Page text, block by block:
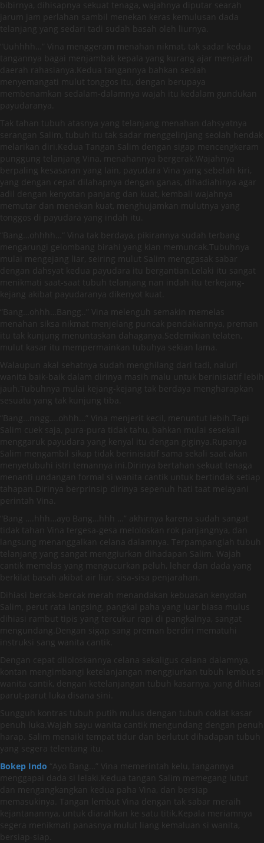
bibirnya, dihisapnya sekuat tenaga, wajahnya diputar searah
jarum jam perlahan sambil menekan keras kemulusan dada
telanjang yang sedari tadi sudah basah oleh liurnya.
“Uuhhhh…” Vina menggeram menahan nikmat, tak sadar kedua
tangannya bagai menjambak kepala yang kurang ajar menjarah
daerah rahasianya.Kedua tangannya bahkan seolah
menyemangati mulut tonggos itu, dengan berupaya
membenamkan sedalam-dalamnya wajah itu kedalam gundukan
payudaranya.
Tak tahan tubuh atasnya yang telanjang menahan dahsyatnya
serangan Salim, tubuh itu tak sadar menggelinjang seolah hendak
melarikan diri.Kedua Tangan Salim dengan sigap mencengkeram
punggung telanjang Vina, menahannya bergerak.Wajahnya
berpaling kesasaran yang lain, payudara Vina yang sebelah kiri,
yang dengan cepat dilahapnya dengan ganas, dihadiahinya agar
adil dengan kenyotan panjang dan kuat, kembali wajahnya
memutar dan menekan kuat, menghujamkan mulutnya yang
tonggos di payudara yang indah itu.
“Bang…ohhhh…“ Vina tak berdaya, pikirannya sudah terbang
mengarungi gelombang birahi yang kian memuncak.Tubuhnya
mulai mengejang liar, seiring mulut Salim menggasak sabar
dengan dahsyat kedua payudara itu bergantian.Lelaki itu sangat
menikmati saat-saat tubuh telanjang nan indah itu terkejang-
kejang akibat payudaranya dikenyot kuat.
“Bang…ohhh…Bangg..” Vina melenguh semakin memelas
menahan siksa nikmat menjelang puncak pendakiannya, preman
itu tak kunjung menuntaskan dahaganya.Sedemikian telaten,
mulut kasar itu mempermainkan tubuhya sekian lama.
Walaupun akal sehatnya sudah menghilang dari tadi, naluri
wanita baik-baik dalam dirinya masih malu untuk berinisiatif lebih
jauh.Tubuhnya mulai kejang-kejang tak berdaya mengharapkan
sesuatu yang tak kunjung tiba.
“Bang…nngg….ohhh…” Vina menjerit kecil, menuntut lebih.Tapi
Salim cuek saja, pura-pura tidak tahu, bahkan mulai sesekali
menggaruk payudara yang kenyal itu dengan giginya.Rupanya
Salim mengambil sikap tidak berinisiatif sama sekali saat akan
menyetubuhi istri temannya ini.Dirinya bertahan sekuat tenaga
menanti undangan formal si wanita cantik untuk bertindak setiap
tahapan.Dirinya berprinsip dirinya sepenuh hati taat melayani
perintah Vina.
“Bang ….hhh…ayo Bang…hhh …” akhirnya karena sudah sangat
tidak tahan Vina tergesa-gesa meloloskan rok panjangnya, dan
langsung menanggalkan celana dalamnya. Terpampanglah tubuh
telanjang yang sangat menggiurkan dihadapan Salim. Wajah
cantik memelas yang mengucurkan peluh, leher dan dada yang
berkilat basah akibat air liur, sisa-sisa penjarahan.
Dihiasi bercak-bercak merah menandakan kebuasan kenyotan
Salim, perut rata langsing, pangkal paha yang luar biasa mulus
dihiasi rambut tipis yang tercukur rapi di pangkalnya, sangat
mengundang.Dengan sigap sang preman berdiri mematuhi
instruksi sang wanita cantik.
Dengan cepat diloloskannya celana sekaligus celana dalamnya,
kontan mengimbangi ketelanjangan menggiurkan tubuh lembut si
wanita cantik, dengan ketelanjangan tubuh kasarnya, yang dihiasi
parut-parut luka disana sini.
Sungguh kontras tubuh putih mulus dengan tubuh coklat kasar
penuh luka.Wajah sayu wanita cantik mengundang dengan penuh
harap. Salim menaiki tempat tidur dan berlutut dihadapan tubuh
yang segera telentang itu.
Bokep Indo “Ayo Bang…” Vina memerintah kelu, tangannya
menggapai dada si lelaki.Kedua tangan Salim memegang lutut
dan mengangkangkan kedua paha Vina, dan bersiap
memasukinya. Tangan lembut Vina dengan tak sabar meraih
kejantanannya, untuk diarahkan ke satu titik.Kepala meriamnya
segera menikmati panasnya mulut liang kemaluan si wanita,
bersiap-siap.